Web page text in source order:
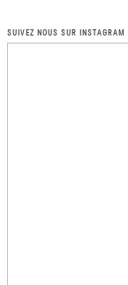
SUIVEZ NOUS SUR INSTAGRAM